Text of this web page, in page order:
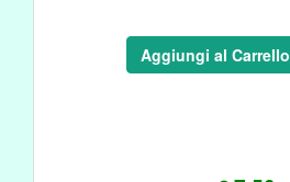
Aggiungi al Carrello